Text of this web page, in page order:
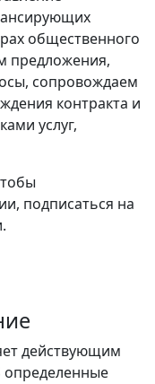
общественного
предложения,
сопровождаем
контракта и
услуг,
подписаться на
действующим
определенные